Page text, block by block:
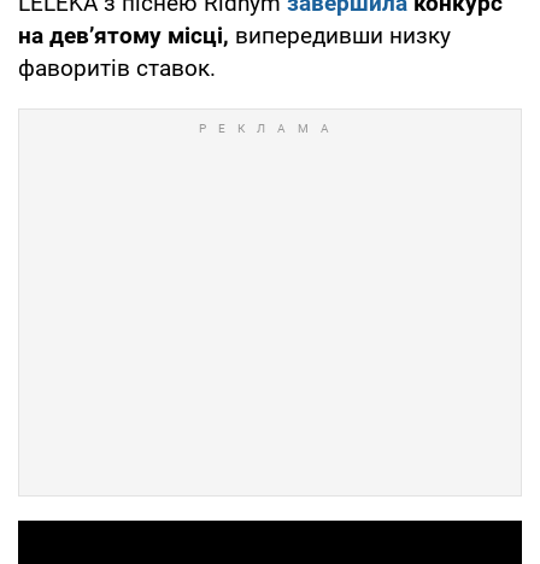
на дев’ятому місці, випередивши низку
фаворитів ставок.